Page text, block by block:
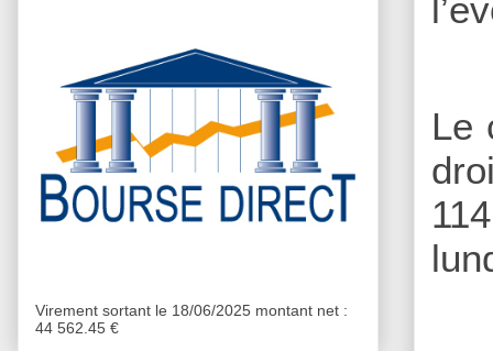
Le
Virement sortant le 18/06/2025 montant net :
44 562.45 €